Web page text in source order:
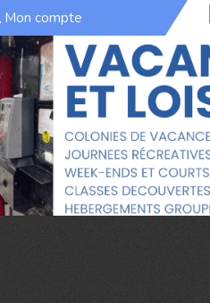
Mon compte